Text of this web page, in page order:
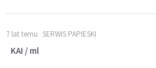
7 lat temu SERWIS PAPIESKI
KAI / ml